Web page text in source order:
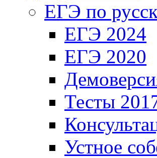
ЕГЭ по
ЕГЭ 2024
ЕГЭ 2020
Тесты
Устное